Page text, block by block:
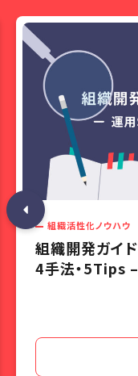
組織活性化ノウハウ
組織開発ガイ
4手法・5Tips –